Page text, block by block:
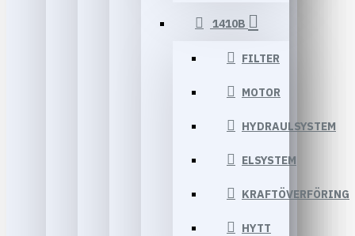
1410B
FILTER
MOTOR
HYDRAULSYSTEM
ELSYSTEM
KRAFTÖVERFÖRING
HYTT